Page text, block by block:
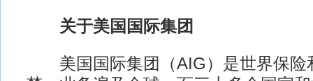
关于美国国际集团
美国国际集团（AIG）是世界保险